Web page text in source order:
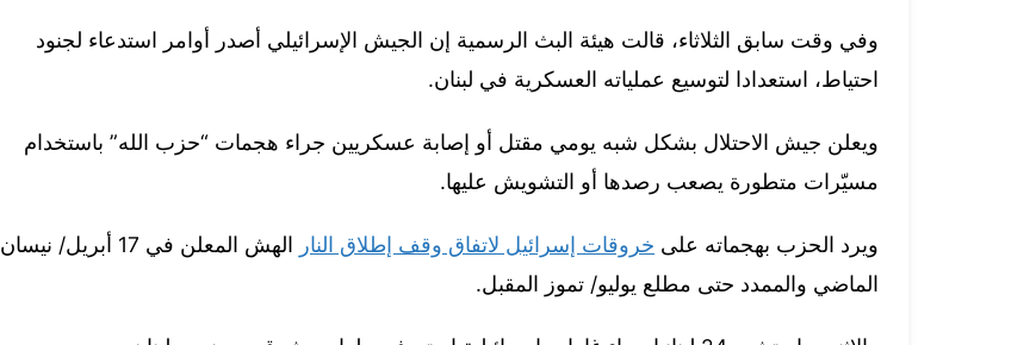
وفي وقت سابق الثلاثاء، قالت هيئة البث الرسمية إن الجيش الإسرائيلي أصدر أوامر استدعاء لجنود
احتياط، استعدادا لتوسيع عملياته العسكرية في لبنان.
ويعلن جيش الاحتلال بشكل شبه يومي مقتل أو إصابة عسكريين جراء هجمات “حزب الله” باستخدام
مسيّرات متطورة يصعب رصدها أو التشويش عليها.
ويرد الحزب بهجماته على خروقات إسرائيل لاتفاق وقف إطلاق النار
الهش المعلن في 17 أبريل/ نيسان
الماضي والممدد حتى مطلع يوليو/ تموز المقبل.